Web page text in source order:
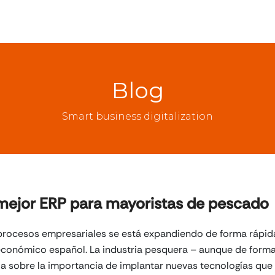
Blog
Smart business digitalization
ERP para mayoristas de pescado
empresariales se está expandiendo de forma
español. La industria pesquera – aunque de
sobre la importancia de implantar nuevas tecnologías